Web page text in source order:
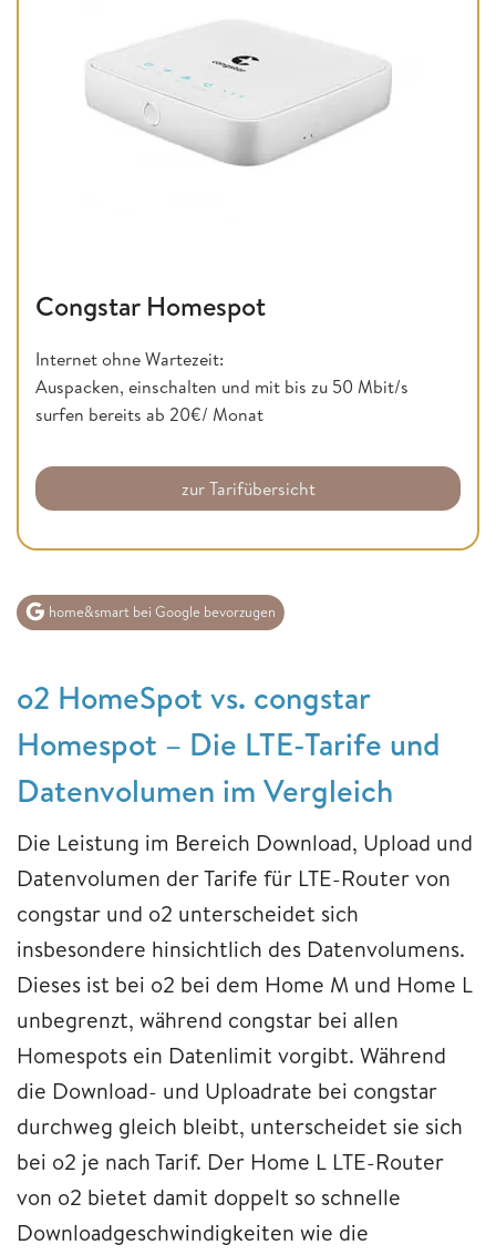
Congstar Homespot
Internet ohne Wartezeit:
Auspacken, einschalten und mit bis zu 50 Mbit/s
surfen bereits ab 20€/ Monat
zur Tarifübersicht
home&smart bei Google bevorzugen
o2 HomeSpot vs. congstar
Homespot – Die LTE-Tarife und
Datenvolumen im Vergleich
Die Leistung im Bereich Download, Upload und
Datenvolumen der Tarife für LTE-Router von
congstar und o2 unterscheidet sich
insbesondere hinsichtlich des Datenvolumens.
Dieses ist bei o2 bei dem Home M und Home L
unbegrenzt, während congstar bei allen
Homespots ein Datenlimit vorgibt. Während
die Download- und Uploadrate bei congstar
durchweg gleich bleibt, unterscheidet sie sich
bei o2 je nach Tarif. Der Home L LTE-Router
von o2 bietet damit doppelt so schnelle
Downloadgeschwindigkeiten wie die